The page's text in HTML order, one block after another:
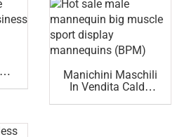
Oggetti Di Scena
Manichini Maschili
In Vendita Calda